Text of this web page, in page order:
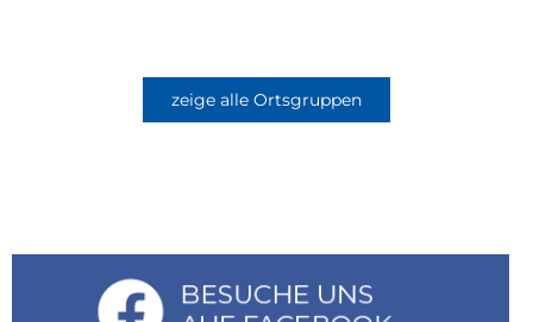
zeige alle Ortsgruppen